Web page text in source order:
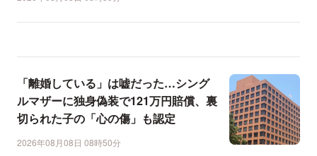
「離婚している」は嘘だった…シング
ルマザーに独身偽装で121万円賠償、裏
切られた子の「心の傷」も認定
2026年08月08日 08時50分